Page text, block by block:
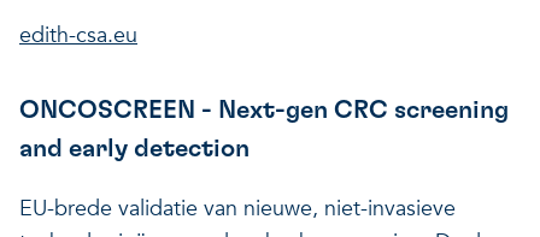
edith-csa.eu
ONCOSCREEN - Next-gen CRC screening
and early detection
EU-brede validatie van nieuwe, niet-invasieve